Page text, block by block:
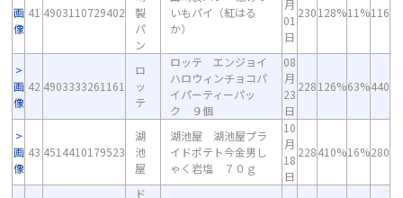
画
像
41 4903110729402
製
パ
ン
いもパイ（紅はる
か）
月
01
日
230128%11%116
画
像
42 4903333261161
ロ
ッ
テ
ロッテ エンジョイ
ハロウィンチョコパ
イパーティーパッ
ク ９個
08
月
23
日
228126%63%440
画
像
43 4514410179523
湖
池
屋
湖池屋 湖池屋プラ
イドポテト今金男し
ゃく岩塩 ７０ｇ
10
月
18
日
228410%16%280
ド